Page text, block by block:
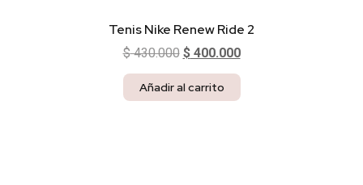
Tenis Nike Renew Ride 2
$430.000 $400.000
Añadir al carrito